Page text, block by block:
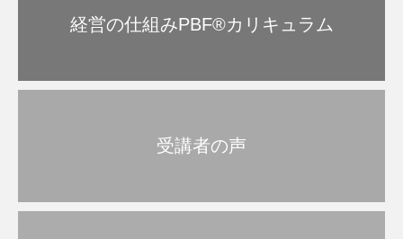
経営の仕組みPBF®︎カリキュラム
受講者の声